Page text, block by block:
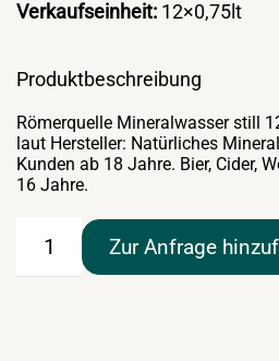
Verkaufseinheit: 12×0,75lt
Produktbeschreibung
Römerquelle Mineralwasser still
laut Hersteller: Natürliches
Kunden ab 18 Jahre. Bier, Cider,
16 Jahre.
Römerquelle
MineralwasserZur Anfrage